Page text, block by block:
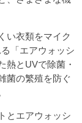
い衣類をマイク
「エアウォッシ
熱とUVで除菌・
菌の繁殖を防ぐ
とエアウォッシ